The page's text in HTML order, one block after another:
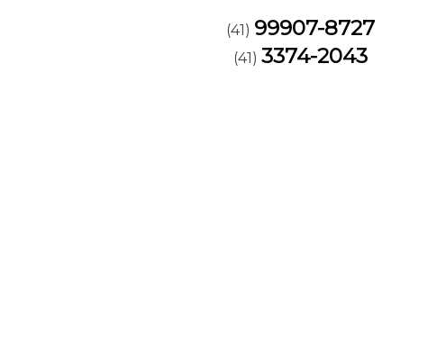
(41) 99907-8727
(41)3374-2043